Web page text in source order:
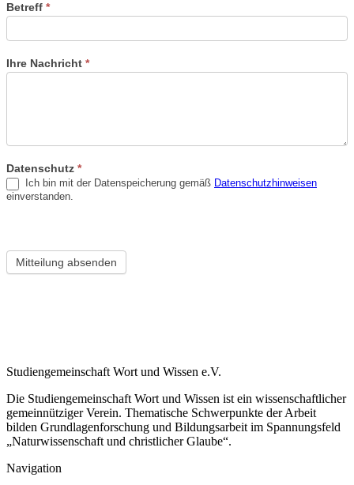
Betreff *
Ihre Nachricht *
Datenschutz *
Ich bin mit der Datenspeicherung gemäß Datenschutzhinweisen
einverstanden.
Mitteilung absenden
Studiengemeinschaft Wort und Wissen e.V.
Die Studiengemeinschaft Wort und Wissen ist ein wissenschaftlicher
gemeinnütziger Verein. Thematische Schwerpunkte der Arbeit
bilden Grundlagenforschung und Bildungsarbeit im Spannungsfeld
„Naturwissenschaft und christlicher Glaube“.
Navigation